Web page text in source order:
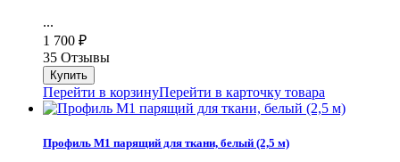
...
1 700 ₽
35 Отзывы
Перейти в корзинуПерейти в карточку товара
Профиль М1 парящий для ткани, белый (2,5 м)